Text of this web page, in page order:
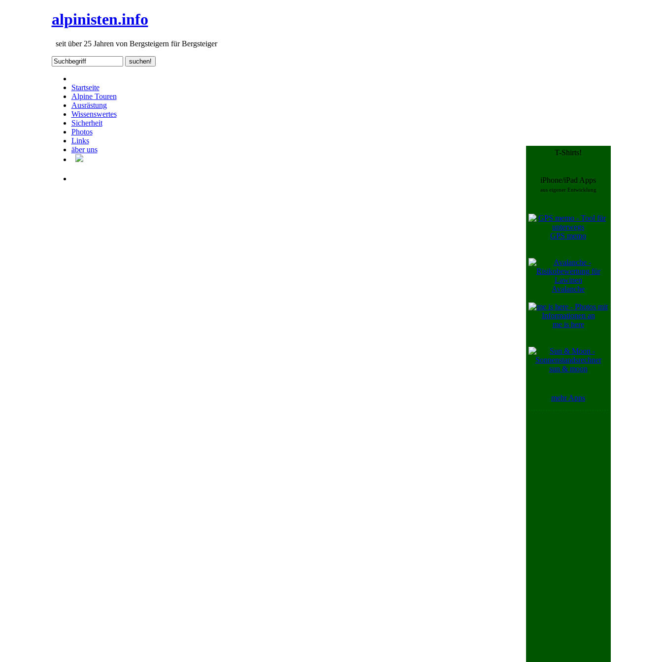
T-Shirts!
iPhone/iPad Apps
aus eigener Entwicklung
GPS memo
Avalanche
me is here
sun & moon
mehr Apps
alpinisten.info
seit über 25 Jahren von Bergsteigern für Bergsteiger
Startseite
Alpine Touren
Ausrästung
Wissenswertes
Sicherheit
Photos
Links
äber uns